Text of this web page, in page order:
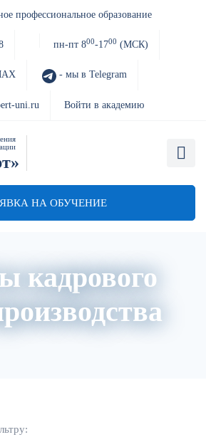
профессиональное образование
пн-пт 800-1700 (МСК)
- мы в Telegram
uni.ru Войти в академию
НА ОБУЧЕНИЕ
кадрового